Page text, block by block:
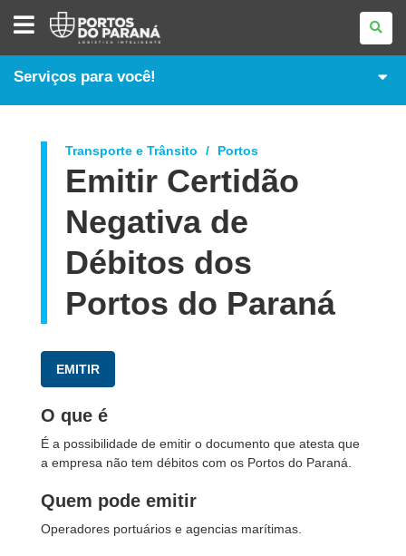
ADMINISTRAÇÃO
DOS
PORTOS
DE
PARANAGUÁ
E
Serviços para você!
Transporte e Trânsito Portos
Emitir Certidão
Negativa de
Débitos dos
Portos do Paraná
EMITIR
O que é
É a possibilidade de emitir o documento que atesta que
a empresa não tem débitos com os Portos do Paraná.
Quem pode emitir
Operadores portuários e agencias marítimas.